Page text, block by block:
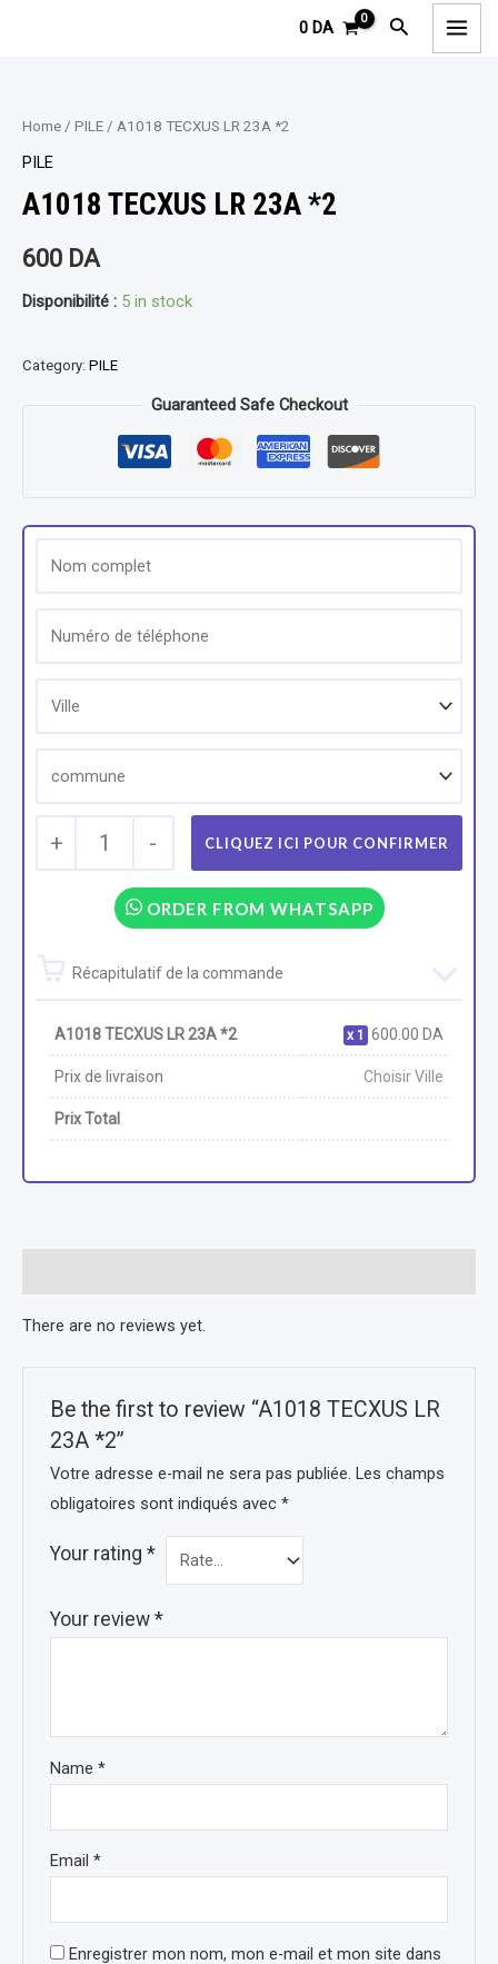
0 DA Rechercher
Home / PILE / A1018 TECXUS LR 23A *2
PILE
A1018 TECXUS LR 23A *2
600 DA
Disponibilité : 5 in stock
Category: PILE
Guaranteed Safe Checkout
+ 1 -
ORDER FROM WHATSAPP
Récapitulatif de la commande
A1018 TECXUS LR 23A *2 1 600.00 DA
Prix de livraison Choisir Ville
Prix Total
There are no reviews yet.
Be the first to review “A1018 TECXUS LR
23A *2”
Votre adresse e-mail ne sera pas publiée. Les champs
obligatoires sont indiqués avec*
Your rating*
Your review*
Name*
Email*
Enregistrer mon nom, mon e-mail et mon site dans